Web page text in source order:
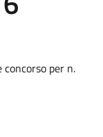
per n.